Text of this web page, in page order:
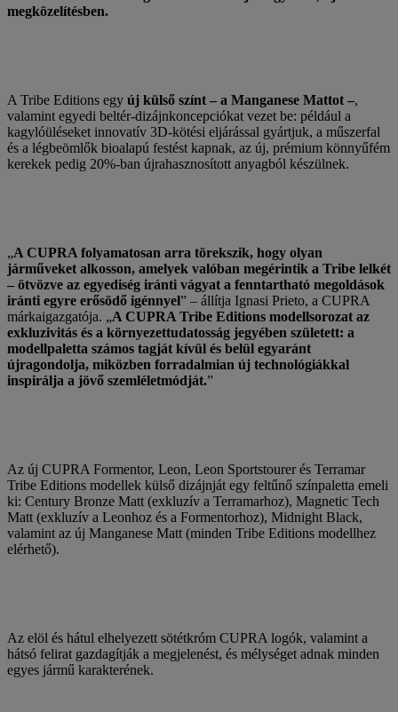
megközelítésben.
A Tribe Editions egy új külső színt – a Manganese Mattot –,
valamint egyedi beltér-dizájnkoncepciókat vezet be: például a
kagylóüléseket innovatív 3D-kötési eljárással gyártjuk, a műszerfal
és a légbeömlők bioalapú festést kapnak, az új, prémium könnyűfém
kerekek pedig 20%-ban újrahasznosított anyagból készülnek.
„A CUPRA folyamatosan arra törekszik, hogy olyan
járműveket alkosson, amelyek valóban megérintik a Tribe lelkét
– ötvözve az egyediség iránti vágyat a fenntartható megoldások
iránti egyre erősödő igénnyel” – állítja Ignasi Prieto, a CUPRA
márkaigazgatója. „A CUPRA Tribe Editions modellsorozat az
exkluzivitás és a környezettudatosság jegyében született: a
modellpaletta számos tagját kívül és belül egyaránt
újragondolja, miközben forradalmian új technológiákkal
inspirálja a jövő szemléletmódját.”
Az új CUPRA Formentor, Leon, Leon Sportstourer és Terramar
Tribe Editions modellek külső dizájnját egy feltűnő színpaletta emeli
ki: Century Bronze Matt (exkluzív a Terramarhoz), Magnetic Tech
Matt (exkluzív a Leonhoz és a Formentorhoz), Midnight Black,
valamint az új Manganese Matt (minden Tribe Editions modellhez
elérhető).
Az elöl és hátul elhelyezett sötétkróm CUPRA logók, valamint a
hátsó felirat gazdagítják a megjelenést, és mélységet adnak minden
egyes jármű karakterének.